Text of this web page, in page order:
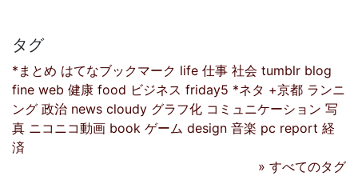
タグ
*まとめ はてなブックマーク life 仕事 社会 tumblr blog
fine web 健康 food ビジネス friday5 *ネタ +京都 ランニ
ング 政治 news cloudy グラフ化 コミュニケーション 写
真 ニコニコ動画 book ゲーム design 音楽 pc report 経
済
» すべてのタグ